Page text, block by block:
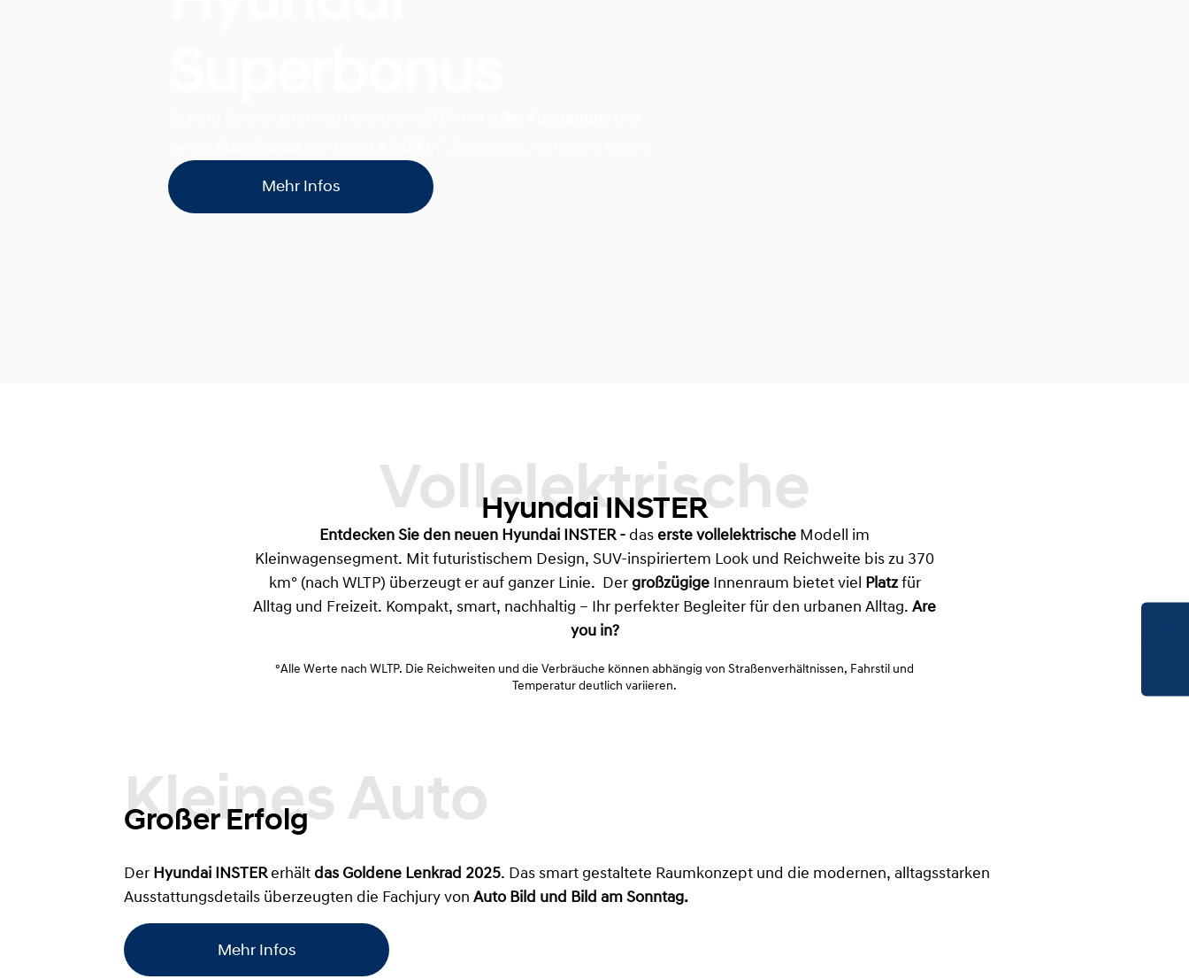
Mehr Infos
Vollelektrische
Hyundai INSTER
Entdecken Sie den neuen Hyundai INSTER- das erste vollelektrische Modell im
Kleinwagensegment. Mit futuristischem Design, SUV-inspiriertem Look und Reichweite bis zu 370
km° (nach WLTP) überzeugt er auf ganzer Linie. Der großzügige Innenraum bietet viel Platzfür
Alltag und Freizeit. Kompakt, smart, nachhaltig – Ihr perfekter Begleiter für den urbanen Alltag. Are
you in?
°Alle Werte nach WLTP. Die Reichweiten und die Verbräuche können abhängig von Straßenverhältnissen, Fahrstil und
Temperatur deutlich variieren.
Großer Erfolg
Der Hyundai INSTERerhält das Goldene Lenkrad 2025. Das smart gestaltete Raumkonzept und die modernen, alltagsstarken
Ausstattungsdetails überzeugten die Fachjury von Auto Bild und Bild am Sonntag.
Mehr Infos